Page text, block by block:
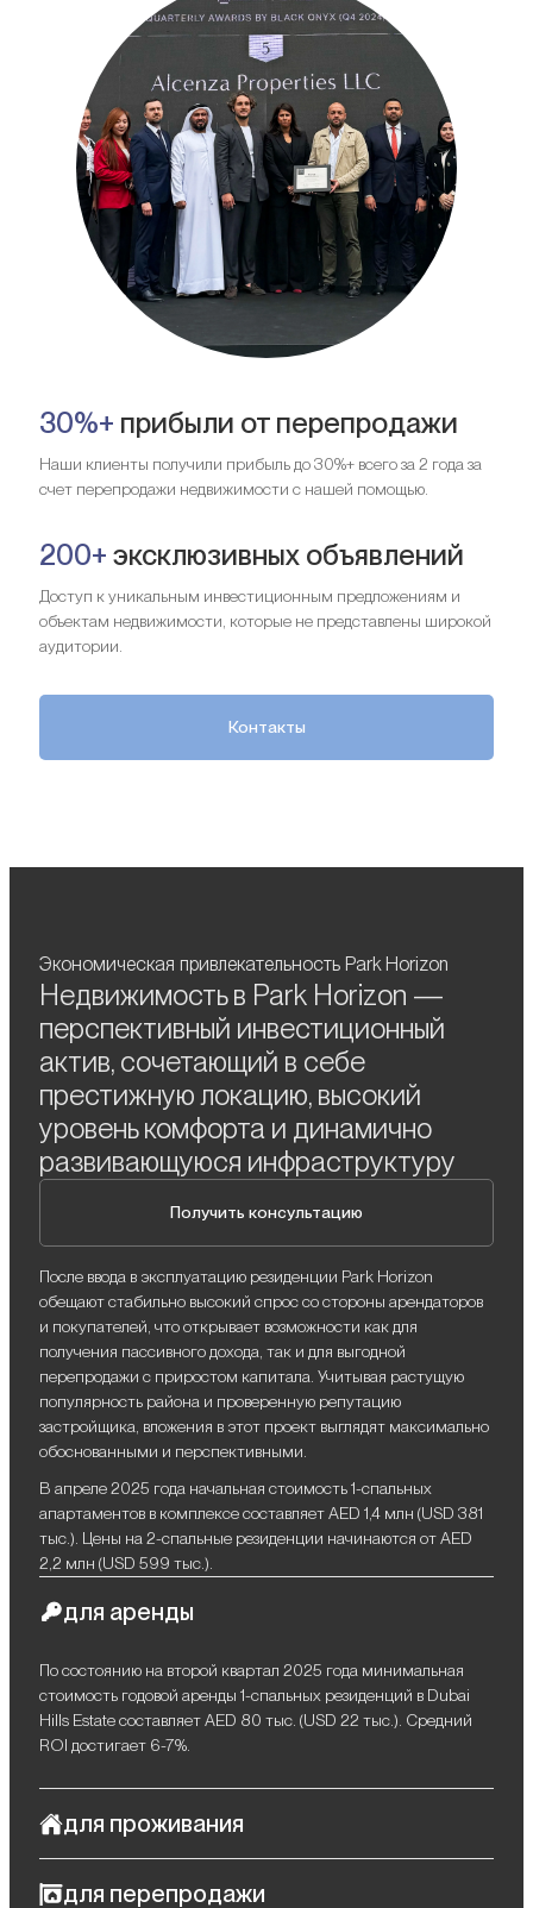
30%+ прибыли от перепродажи
Наши клиенты получили прибыль до 30%+ всего за 2 года за
счет перепродажи недвижимости с нашей помощью.
200+ эксклюзивных объявлений
Доступ к уникальным инвестиционным предложениям и
объектам недвижимости, которые не представлены широкой
аудитории.
Контакты
Экономическая привлекательность Park Horizon
Недвижимость в Park Horizon —
перспективный инвестиционный
актив, сочетающий в себе
престижную локацию, высокий
уровень комфорта и динамично
развивающуюся инфраструктуру
Получить консультацию
После ввода в эксплуатацию резиденции Park Horizon
обещают стабильно высокий спрос со стороны арендаторов
и покупателей, что открывает возможности как для
получения пассивного дохода, так и для выгодной
перепродажи с приростом капитала. Учитывая растущую
популярность района и проверенную репутацию
застройщика, вложения в этот проект выглядят максимально
обоснованными и перспективными.
В апреле 2025 года начальная стоимость 1-спальных
апартаментов в комплексе составляет AED 1,4 млн (USD 381
тыс.). Цены на 2-спальные резиденции начинаются от AED
2,2 млн (USD 599 тыс.).
для аренды
По состоянию на второй квартал 2025 года минимальная
стоимость годовой аренды 1-спальных резиденций в Dubai
Hills Estate составляет AED 80 тыс. (USD 22 тыс.). Средний
ROI достигает 6-7%.
для проживания
комплекс, а тщательно спроектированное пространство, где
для перепродажи